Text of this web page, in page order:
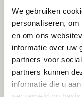
We gebruiken
personaliseren,
en om ons
informatie over uw
partners voor
partners kunnen
informatie die u
Adoptie 09-08-2026